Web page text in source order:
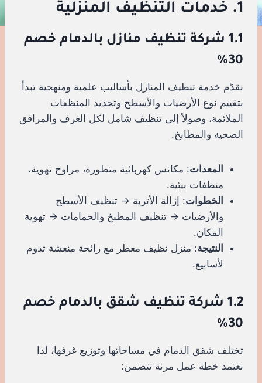
1. خدمات التنظيف المنزلية
1.1 شركة تنظيف منازل بالدمام خصم
30%
نقدّم خدمة تنظيف المنازل بأساليب علمية ومنهجية تبدأ
بتقييم نوع الأرضيات والأسطح وتحديد المنظفات
الملائمة، وصولاً إلى تنظيف شامل لكل الغرف والمرافق
الصحية والمطابخ.
المعدات: مكانس كهربائية متطورة، مراوح تهوية،
منظفات بيئية.
الخطوات: إزالة الأتربة → تنظيف الأسطح
والأرضيات → تنظيف المطبخ والحمامات → تهوية
المكان.
النتيجة: منزل نظيف معطر مع رائحة منعشة تدوم
لأسابيع.
1.2 شركة تنظيف شقق بالدمام خصم
30%
تختلف شقق الدمام في مساحاتها وتوزيع غرفها، لذا
نعتمد خطة عمل مرنة تتضمن: